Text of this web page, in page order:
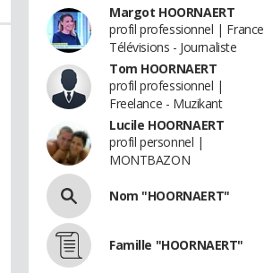
Margot HOORNAERT
profil professionnel | France
Télévisions - Journaliste
Tom HOORNAERT
profil professionnel |
Freelance - Muzikant
Lucile HOORNAERT
profil personnel |
MONTBAZON
Nom "HOORNAERT"
Famille "HOORNAERT"